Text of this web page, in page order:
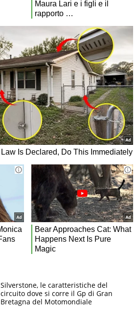
Silverstone, le caratteristiche del
circuito dove si corre il Gp di Gran
Bretagna del Motomondiale